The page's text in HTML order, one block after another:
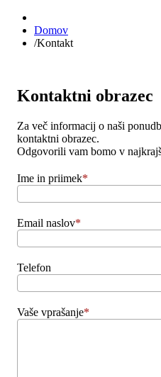
Domov
/Kontakt
Kontaktni obrazec
Za več informacij o naši
kontaktni obrazec.
Odgovorili vam bomo v
Ime in priimek
Email naslov
Telefon
Vaše vprašanje